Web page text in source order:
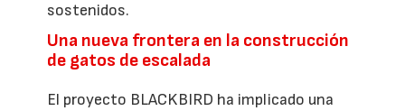
sostenidos.
Una nueva frontera en la construcción
de gatos de escalada
El proyecto BLACKBIRD ha implicado una